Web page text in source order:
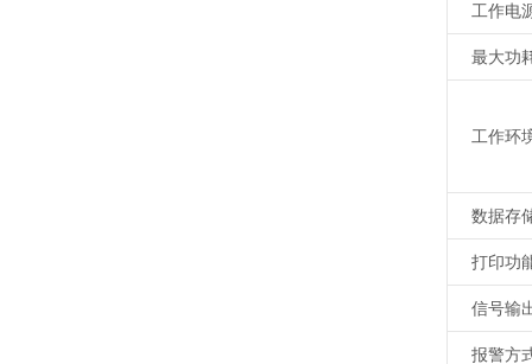
工作电
最大功
工作环
数据存
打印功
信号输
报警方